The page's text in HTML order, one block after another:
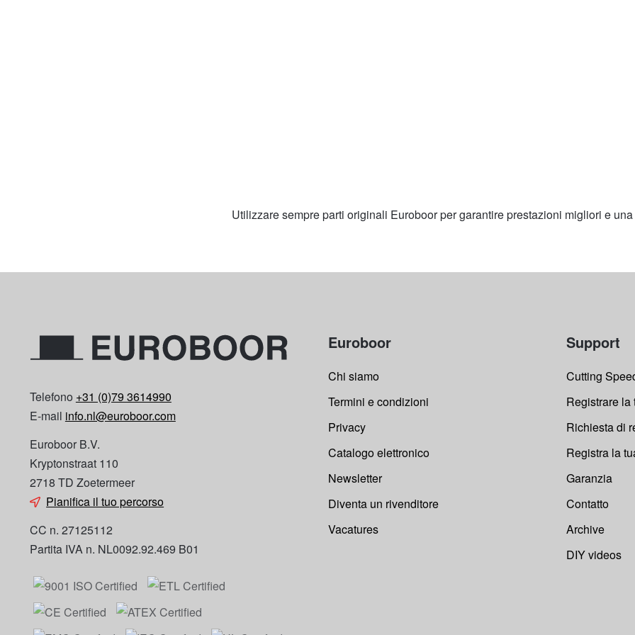
Utilizzare sempre parti originali Euroboor per garantire prestazioni migliori e
Telefono +31 (0)79 3614990
E-mail info.nl@euroboor.com
Euroboor B.V.
Kryptonstraat 110
2718 TD Zoetermeer
Pianifica il tuo percorso
CC n. 27125112
Partita IVA n. NL0092.92.469 B01
Euroboor
Chi siamo
Termini e condizioni
Privacy
Catalogo elettronico
Newsletter
Diventa un rivenditore
Vacatures
Support
Cutting
Registrare
Richiesta di
Registra la
Garanzia
Contatto
Archive
DIY videos